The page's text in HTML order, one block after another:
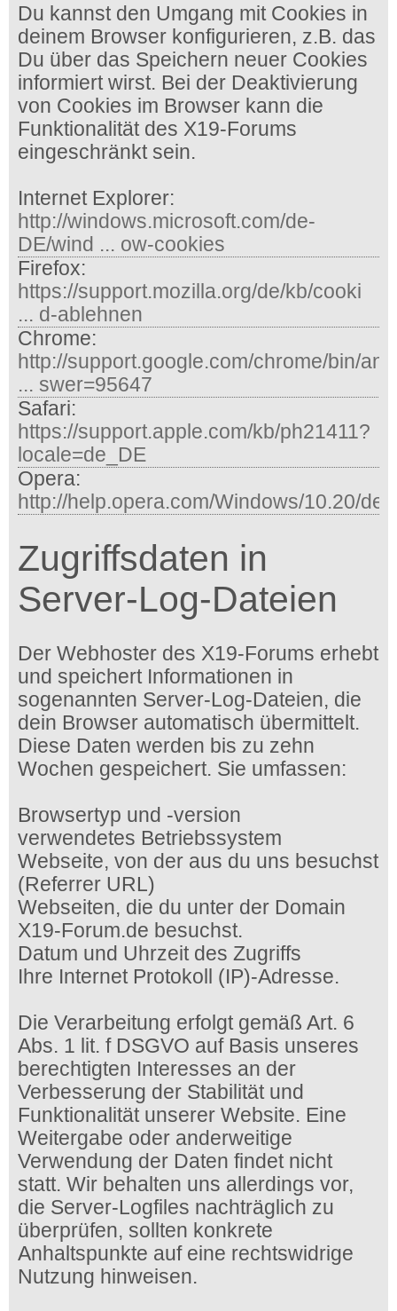
Du kannst den Umgang mit Cookies in
deinem Browser konfigurieren, z.B. das
Du über das Speichern neuer Cookies
informiert wirst. Bei der Deaktivierung
von Cookies im Browser kann die
Funktionalität des X19-Forums
eingeschränkt sein.
Internet Explorer:
http://windows.microsoft.com/de-
DE/wind ... ow-cookies
Firefox:
https://support.mozilla.org/de/kb/cooki
... d-ablehnen
Chrome:
http://support.google.com/chrome/bin/an
... swer=95647
Safari:
https://support.apple.com/kb/ph21411?
locale=de_DE
Opera:
http://help.opera.com/Windows/10.20/de/
Zugriffsdaten in
Server-Log-Dateien
Der Webhoster des X19-Forums erhebt
und speichert Informationen in
sogenannten Server-Log-Dateien, die
dein Browser automatisch übermittelt.
Diese Daten werden bis zu zehn
Wochen gespeichert. Sie umfassen:
Browsertyp und -version
verwendetes Betriebssystem
Webseite, von der aus du uns besuchst
(Referrer URL)
Webseiten, die du unter der Domain
X19-Forum.de besuchst.
Datum und Uhrzeit des Zugriffs
Ihre Internet Protokoll (IP)-Adresse.
Die Verarbeitung erfolgt gemäß Art. 6
Abs. 1 lit. f DSGVO auf Basis unseres
berechtigten Interesses an der
Verbesserung der Stabilität und
Funktionalität unserer Website. Eine
Weitergabe oder anderweitige
Verwendung der Daten findet nicht
statt. Wir behalten uns allerdings vor,
die Server-Logfiles nachträglich zu
überprüfen, sollten konkrete
Anhaltspunkte auf eine rechtswidrige
Nutzung hinweisen.